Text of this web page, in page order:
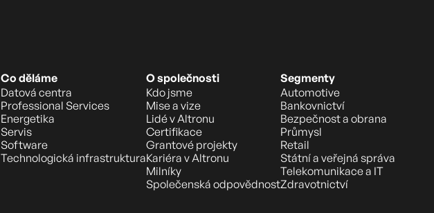
Co děláme
Datová centra
Professional Services
Energetika
Servis
Software
Technologická infrastruktura
O společnosti
Kdo jsme
Mise a vize
Lidé v Altronu
Certifikace
Grantové projekty
Kariéra v Altronu
Milníky
Společenská odpovědnost
Segmenty
Automotive
Bankovnictví
Bezpečnost a obrana
Průmysl
Retail
Státní a veřejná správa
Telekomunikace a IT
Zdravotnictví